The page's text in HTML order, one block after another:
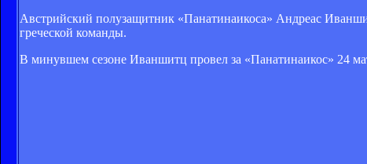
Австрийский полузащитник «Панатинаикоса» Андреас
греческой команды.
В минувшем сезоне Иваншитц провел за «Панатинаикос» 24